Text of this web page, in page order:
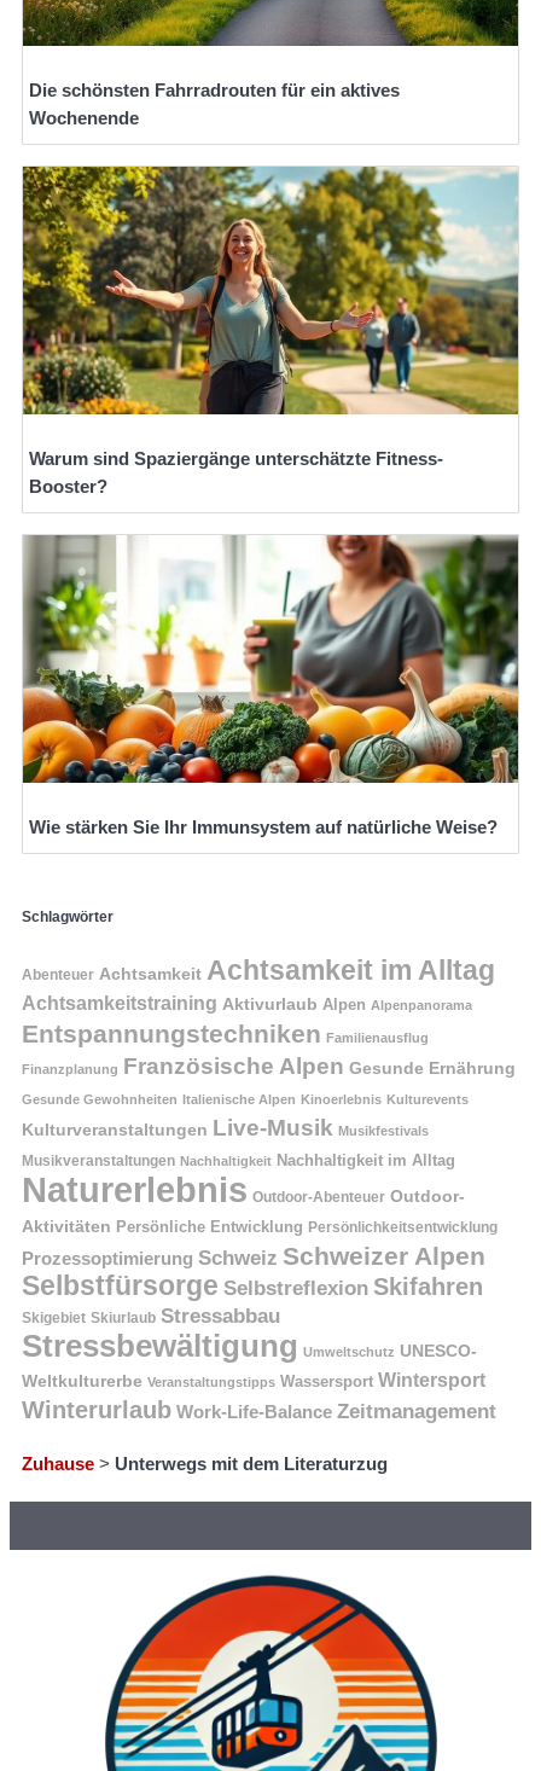
Die schönsten Fahrradrouten für ein aktives
Wochenende
Warum sind Spaziergänge unterschätzte Fitness-
Booster?
Wie stärken Sie Ihr Immunsystem auf natürliche Weise?
Schlagwörter
Abenteuer Achtsamkeit Achtsamkeit im Alltag
Achtsamkeitstraining Aktivurlaub Alpen Alpenpanorama
Entspannungstechniken Familienausflug
Finanzplanung Französische Alpen Gesunde Ernährung
Gesunde Gewohnheiten Italienische Alpen Kinoerlebnis Kulturevents
Kulturveranstaltungen Live-Musik Musikfestivals
Musikveranstaltungen Nachhaltigkeit Nachhaltigkeit im Alltag
Naturerlebnis Outdoor-Abenteuer Outdoor-
Aktivitäten Persönliche Entwicklung Persönlichkeitsentwicklung
Prozessoptimierung Schweiz Schweizer Alpen
Selbstfürsorge Selbstreflexion Skifahren
Skigebiet Skiurlaub Stressabbau
Stressbewältigung Umweltschutz UNESCO-
Weltkulturerbe Veranstaltungstipps Wassersport Wintersport
Winterurlaub Work-Life-Balance Zeitmanagement
Zuhause > Unterwegs mit dem Literaturzug